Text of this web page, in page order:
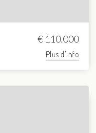
€ 110.000
Plus d'info